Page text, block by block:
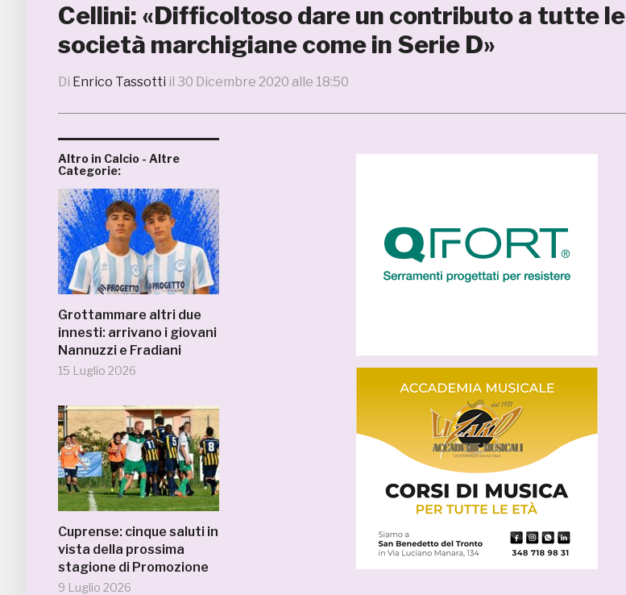
Cellini: «Difficoltoso dare un contributo a tutte le
società marchigiane come in Serie D»
Di Enrico Tassotti il 30 Dicembre 2020 alle 18:50
Altro in Calcio - Altre
Categorie:
Grottammare altri due
innesti: arrivano i giovani
Nannuzzi e Fradiani
15 Luglio 2026
Cuprense: cinque saluti in
vista della prossima
stagione di Promozione
9 Luglio 2026